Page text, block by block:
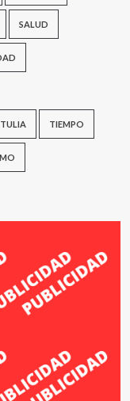
SALUD
TIEMPO